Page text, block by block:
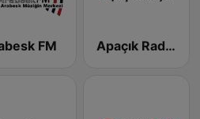
FM Apaçık Radyo